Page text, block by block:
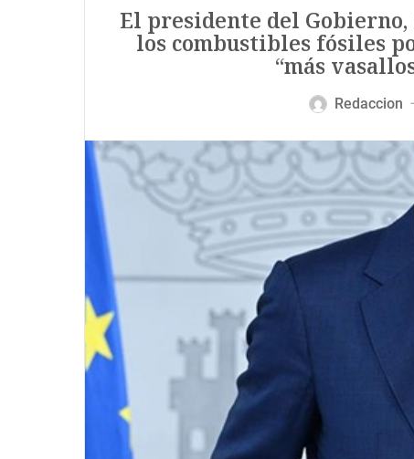
El presidente del
los combustibles fósiles
“más
Redaccion